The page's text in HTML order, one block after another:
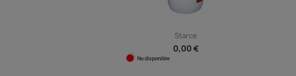
Starce
0,00 €
No disponible